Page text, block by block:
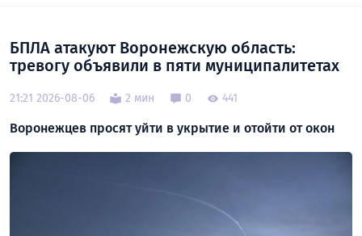
БПЛА атакуют Воронежскую область:
тревогу объявили в пяти муниципалитетах
21:21 2026-08-06 2 мин 0 441
Воронежцев просят уйти в укрытие и отойти от окон